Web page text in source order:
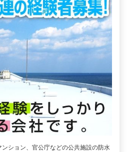
ション、官公庁などの公共施設の防水